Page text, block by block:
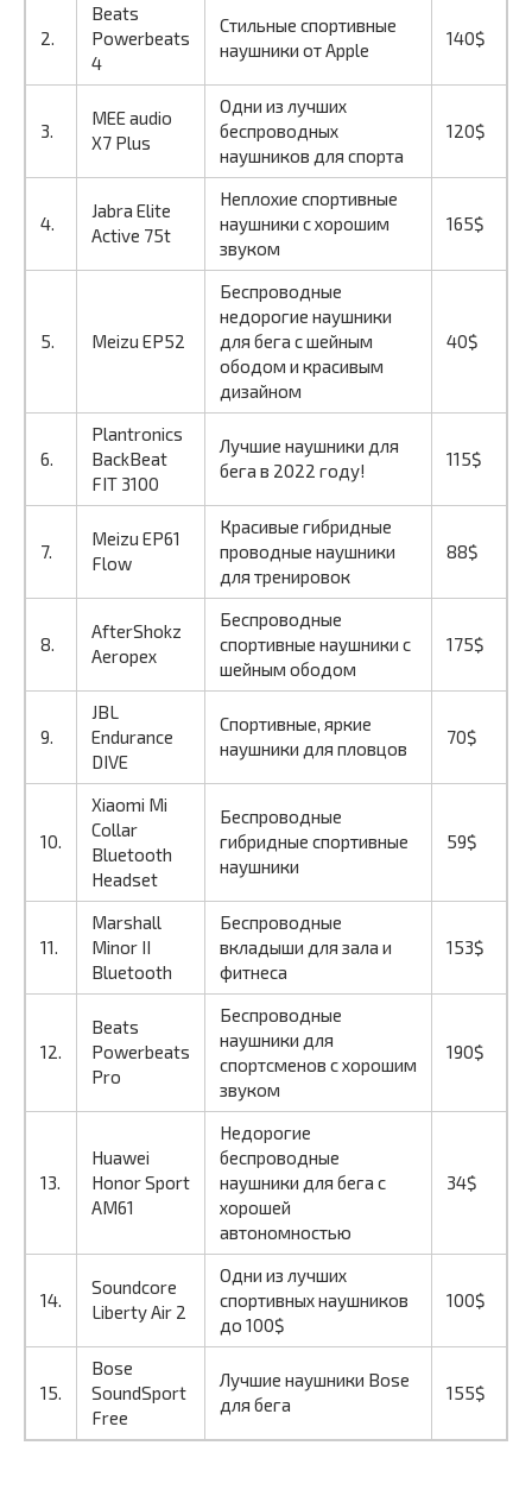
2.
Beats
Powerbeats
4
Стильные спортивные
наушники от Apple
140$
3.
MEE audio
X7 Plus
Одни из лучших
беспроводных
наушников для спорта
120$
4.
Jabra Elite
Active 75t
Неплохие спортивные
наушники с хорошим
звуком
165$
5. Meizu EP52
Беспроводные
недорогие наушники
для бега с шейным
ободом и красивым
дизайном
40$
6.
Plantronics
BackBeat
FIT 3100
Лучшие наушники для
бега в 2022 году!
115$
7.
Meizu EP61
Flow
Красивые гибридные
проводные наушники
для тренировок
88$
8.
AfterShokz
Aeropex
Беспроводные
спортивные наушники с
шейным ободом
175$
9.
JBL
Endurance
DIVE
Спортивные, яркие
наушники для пловцов
70$
10.
Xiaomi Mi
Collar
Bluetooth
Headset
Беспроводные
гибридные спортивные
наушники
59$
11.
Marshall
Minor II
Bluetooth
Беспроводные
вкладыши для зала и
фитнеса
153$
12.
Beats
Powerbeats
Pro
Беспроводные
наушники для
спортсменов с хорошим
звуком
190$
13.
Huawei
Honor Sport
AM61
Недорогие
беспроводные
наушники для бега с
хорошей
автономностью
34$
14.
Soundcore
Liberty Air 2
Одни из лучших
спортивных наушников
до 100$
100$
15.
Bose
SoundSport
Free
Лучшие наушники Bose
для бега
155$